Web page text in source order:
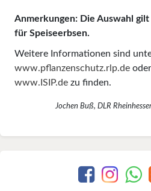
Anmerkungen: Die Auswahl
für Speiseerbsen.
Weitere Informationen sind
www.pflanzenschutz.rlp.de
www.ISIP.de zu finden.
Jochen Buß, DLR